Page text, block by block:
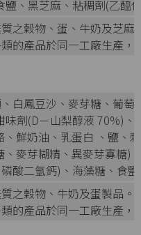
鹽、黑芝麻、粘稠劑(乙醯
之穀物、蛋、牛奶及芝
的產品於同一工廠生產，
白鳳豆沙、麥芽糖、葡
味劑(D－山梨醇液 70%)
、鮮奶油、乳蛋白 、鹽、
、麥芽糊精、異麥芽寡糖)
酸二氫鈣)、海藻糖、食
之穀物、牛奶及蛋製品
的產品於同一工廠生產，